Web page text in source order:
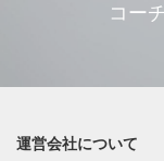
コー
運営会社について